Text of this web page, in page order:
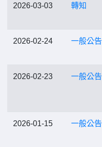
2026-03-03 轉知
2026-02-24 一般公告
2026-02-23 一般公告
2026-01-15 一般公告